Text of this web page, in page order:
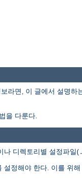
라면, 이 글에서 설명
을 다룬다.
나 디렉토리별 설정파일(
정해야 한다. 이를 위